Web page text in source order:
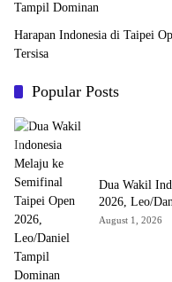
Tampil Dominan
Harapan Indonesia di Taipei
Tersisa
Popular Posts
Dua Wakil
2026, Leo/
August 1, 2026